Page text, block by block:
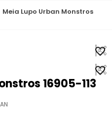
Meia Lupo Urban Monstros
16905-113